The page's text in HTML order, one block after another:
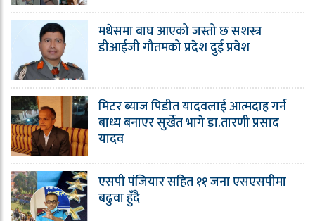
मधेसमा बाघ आएको जस्तो छ सशस्त्र
डीआईजी गौतमको प्रदेश दुई प्रवेश
मिटर ब्याज पिडीत यादवलाई आत्मदाह गर्न
बाध्य बनाएर सुर्खेत भागे डा.तारणी प्रसाद
यादव
एसपी पंजियार सहित ११ जना एसएसपीमा
बढुवा हुँदै